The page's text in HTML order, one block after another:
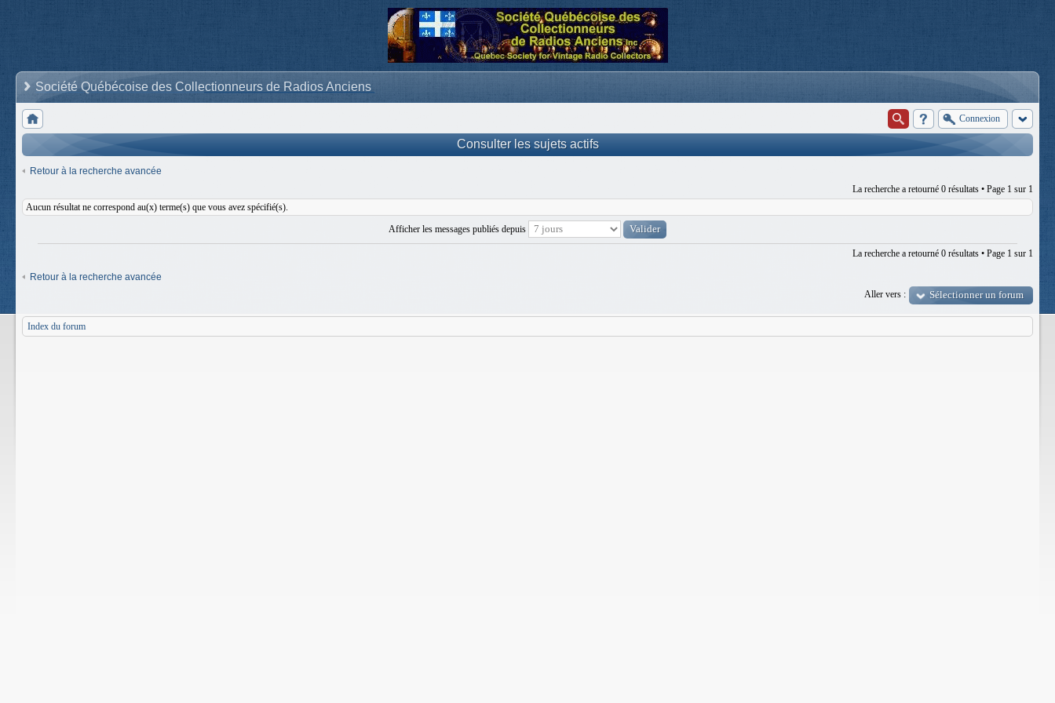
Société Québécoise des Collectionneurs de Radios Anciens
Connexion
Consulter les sujets actifs
Retour à la recherche avancée
La recherche a retourné 0 résultats • Page 1 sur 1
Aucun résultat ne correspond au(x) terme(s) que vous avez spécifié(s).
Afficher les messages publiés depuis
La recherche a retourné 0 résultats • Page 1 sur 1
Retour à la recherche avancée
Aller vers :
Sélectionner un forum
Index du forum